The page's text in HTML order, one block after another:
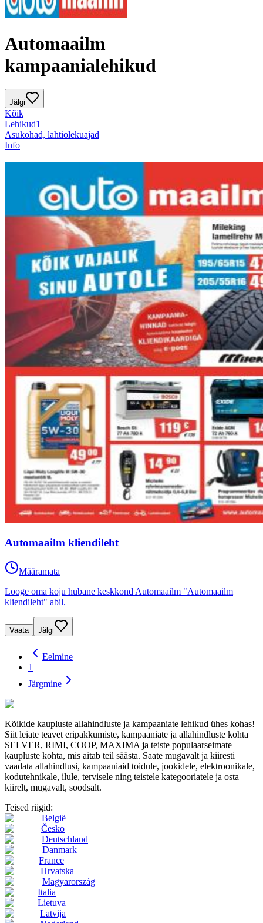
Automaailm
kampaanialehikud
Jälgi
Kõik
Lehikud1
Asukohad, lahtiolekuajad
Info
Automaailm kliendileht
Määramata
Looge oma koju hubane keskkond Automaailm "Automaailm
kliendileht" abil.
Vaata Jälgi
Eelmine
1
Järgmine
Kõikide kaupluste allahindluste ja kampaaniate lehikud ühes kohas!
Siit leiate teavet eripakkumiste, kampaaniate ja allahindluste kohta
SELVER, RIMI, COOP, MAXIMA ja teiste populaarseimate
kaupluste kohta, mis aitab teil säästa. Saate mugavalt ja kiiresti
vaadata allahindlusi, kampaaniaid toidule, jookidele, elektroonikale,
kodutehnikale, ilule, tervisele ning teistele kategooriatele ja osta
kiirelt, mugavalt, soodsalt.
Teised riigid:
België
Česko
Deutschland
Danmark
France
Hrvatska
Magyarország
Italia
Lietuva
Latvija